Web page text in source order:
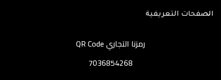
الصفحات التعريفية
رمزنا التجاري QR Code
7036854268